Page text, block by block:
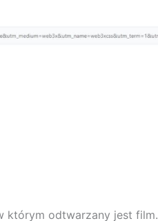
którym odtwarzany jest film.